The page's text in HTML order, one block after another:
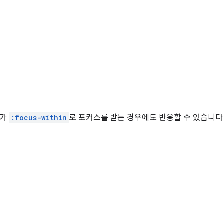
:focus-within 로 포커스를 받는 경우에도 반응할 수 있습니